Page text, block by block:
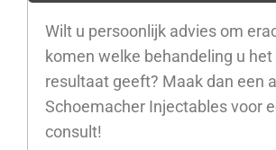
Wilt u persoonlijk advies om
komen welke behandeling u
resultaat geeft? Maak dan een
Schoemacher Injectables voor
consult!